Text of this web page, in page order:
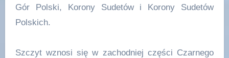
Gór Polski, Korony Sudetów i Korony Sudetów
Polskich.
Szczyt wznosi się w zachodniej części Czarnego